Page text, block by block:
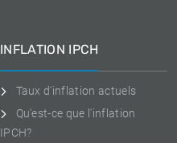
INFLATION IPCH
Taux d'inflation actuels
Qu'est-ce que l'inflation
IPCH?